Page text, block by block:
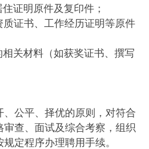
证明原件及复印件；
证书、工作经历证明等原件
关材料（如获奖证书、撰写
公平、择优的原则，对符合
查、面试及综合考察，组织
定程序办理聘用手续。